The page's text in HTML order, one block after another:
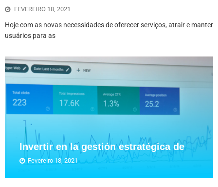
FEVEREIRO 18, 2021
Hoje com as novas necessidades de oferecer serviços, atrair e manter
usuários para as
Invertir en la gestión estratégica de
Fevereiro 18, 2021